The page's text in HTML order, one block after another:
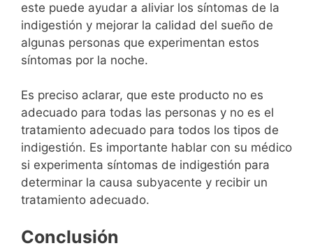
este puede ayudar a aliviar los síntomas de la
indigestión y mejorar la calidad del sueño de
algunas personas que experimentan estos
síntomas por la noche.
Es preciso aclarar, que este producto no es
adecuado para todas las personas y no es el
tratamiento adecuado para todos los tipos de
indigestión. Es importante hablar con su médico
si experimenta síntomas de indigestión para
determinar la causa subyacente y recibir un
tratamiento adecuado.
Conclusión